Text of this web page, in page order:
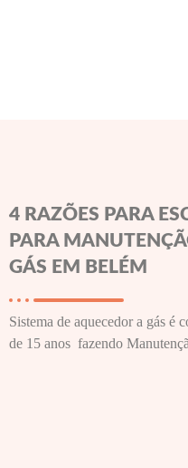
4 RAZÕES PARA
PARA
GÁS EM BELÉM
Sistema de aquecedor a gás é
de 15 anos fazendo